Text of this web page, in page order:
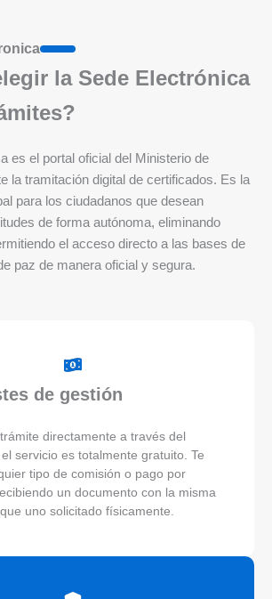
la Sede Electrónica
es el portal oficial del Ministerio de
la tramitación digital de certificados. Es la
para los ciudadanos que desean
de forma autónoma, eliminando
el acceso directo a las bases de
paz de manera oficial y segura.
de gestión
directamente a través del
servicio es totalmente gratuito. Te
tipo de comisión o pago por
un documento con la misma
uno solicitado físicamente.